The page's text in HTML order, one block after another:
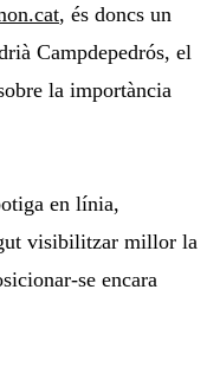
, és doncs un
Campdepedrós, el
la importància
en línia,
visibilitzar millor la
se encara